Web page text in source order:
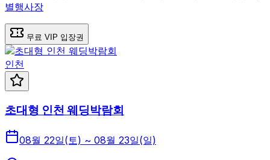
별행사장
무료 VIP 입장권
인천
초대형 인천 웨딩박람회
08월 22일(토) ~ 08월 23일(일)